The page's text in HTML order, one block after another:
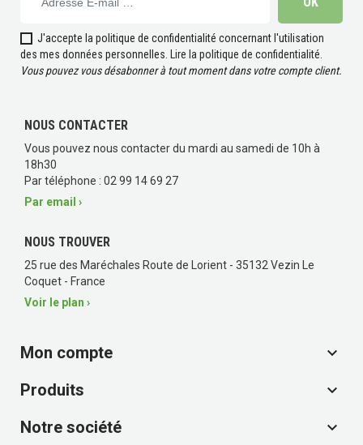
(2 avis)
J'accepte la politique de confidentialité concernant l'utilisation
des mes données personnelles. Lire la politique de confidentialité
Vous pouvez vous désabonner à tout moment dans votre compte client.
NOUS CONTACTER
Vous pouvez nous contacter du mardi au samedi de 10h à
18h30
Par téléphone : 02 99 14 69 27
Par email ›
NOUS TROUVER
25 rue des Maréchales Route de Lorient - 35132 Vezin Le
Coquet - France
Voir le plan ›
Mon compte

Produits

Notre société
